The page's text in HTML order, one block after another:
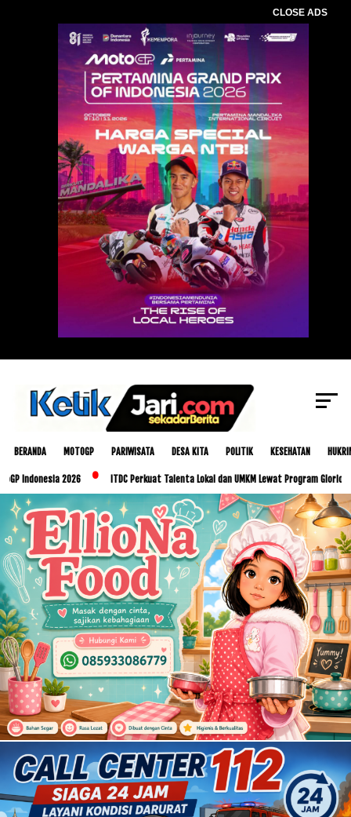
CLOSE ADS
BERANDA MOTOGP PARIWISATA DESA KITA POLITIK KESEHATAN
2026 ITDC Perkuat Talenta Lokal dan UMKM Lewat Program Glorious Golo Mori